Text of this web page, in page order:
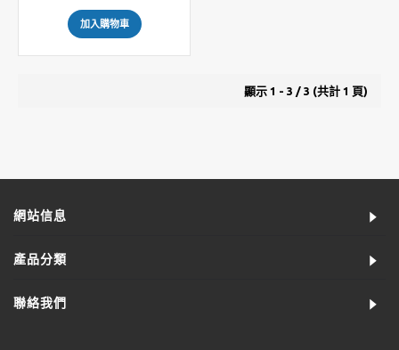
加入購物車
顯示 1 - 3 / 3 (共計 1 頁)
網站信息
產品分類
聯絡我們